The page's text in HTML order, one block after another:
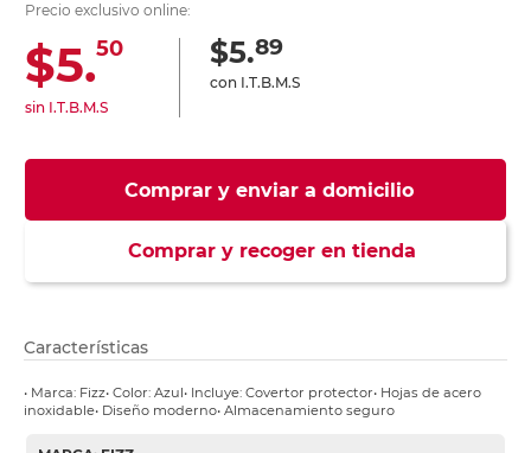
Precio exclusivo online:
$5.50
sin I.T.B.M.S
$5.89
con I.T.B.M.S
Comprar y enviar a domicilio
Comprar y recoger en tienda
Características
• Marca: Fizz• Color: Azul• Incluye: Covertor protector• Hojas de acero
inoxidable• Diseño moderno• Almacenamiento seguro